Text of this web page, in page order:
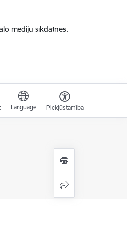
mediju sīkdatnes.
Language Piekļūstamība